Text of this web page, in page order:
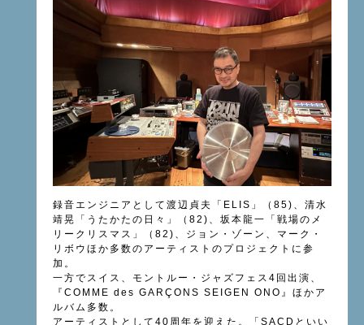
録音エンジニアとして渡辺貞夫「ELIS」（85)、清水
靖晃「うたかたの日々」（82)、坂本龍一「戦場のメ
リークリスマス」（82)、ジョン・ゾーン、マーク・
リボウほか多数のアーティストのプロジェクトに参
加。
一方でスイス、モントルー・ジャズフェス4回出演、
『COMME des GARÇONS SEIGEN ONO』ほかア
ルバム多数。
アーティストとして40周年を迎えた。「SACDといい